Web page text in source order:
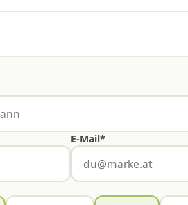
E-Mail*